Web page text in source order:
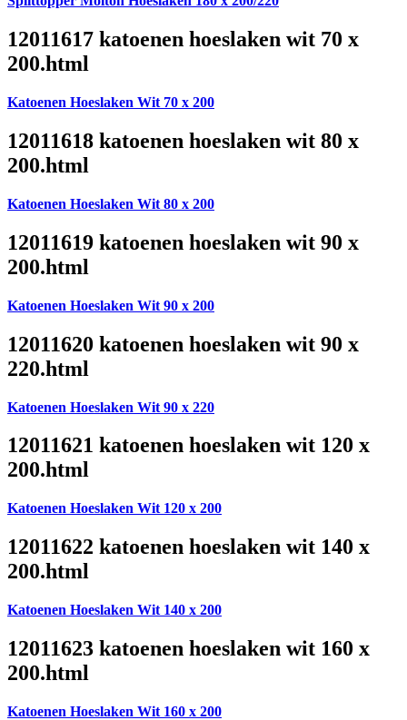
12011617 katoenen hoeslaken wit 70 x
200.html
Katoenen Hoeslaken Wit 70 x 200
12011618 katoenen hoeslaken wit 80 x
200.html
Katoenen Hoeslaken Wit 80 x 200
12011619 katoenen hoeslaken wit 90 x
200.html
Katoenen Hoeslaken Wit 90 x 200
12011620 katoenen hoeslaken wit 90 x
220.html
Katoenen Hoeslaken Wit 90 x 220
12011621 katoenen hoeslaken wit 120 x
200.html
Katoenen Hoeslaken Wit 120 x 200
12011622 katoenen hoeslaken wit 140 x
200.html
Katoenen Hoeslaken Wit 140 x 200
12011623 katoenen hoeslaken wit 160 x
200.html
Katoenen Hoeslaken Wit 160 x 200